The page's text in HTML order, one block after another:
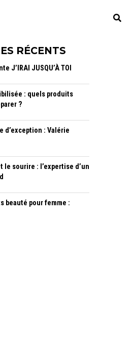
RÉCENTS
J’IRAI JUSQU’À TOI
: quels produits
?
d’exception : Valérie
le sourire : l’expertise d’un
beauté pour femme :